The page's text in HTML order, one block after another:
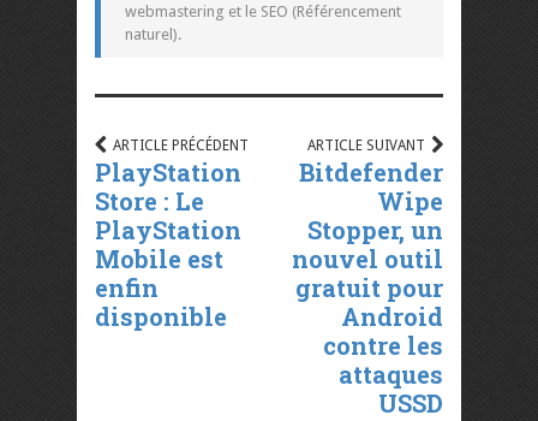
webmastering et le SEO (Référencement
naturel).
ARTICLE PRÉCÉDENT
PlayStation
Store : Le
PlayStation
Mobile est
enfin
disponible
ARTICLE SUIVANT
Bitdefender
Wipe
Stopper, un
nouvel outil
gratuit pour
Android
contre les
attaques
USSD